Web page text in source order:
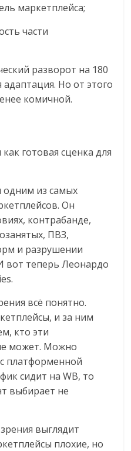
маркетплейса;
части
разворот на 180
Но от этого
комичной.
готовая сценка для
одним из самых
Он
контрабанде,
ПВЗ,
и разрушении
вот теперь Леонардо
всё понятно.
и за ним
кто эти
может. Можно
платформенной
сидит на WB, то
выбирает не
выглядит
плохие, но